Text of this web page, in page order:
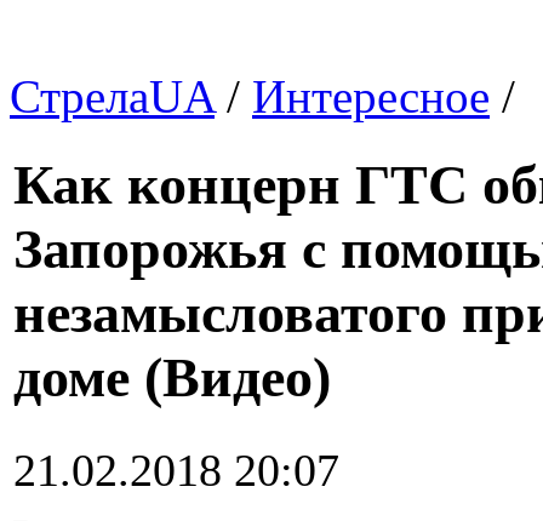
СтрелаUA/ Интересное /
Как концерн ГТС
Запорожья с
незамысловатого
доме (Видео)
21.02.2018 20:07